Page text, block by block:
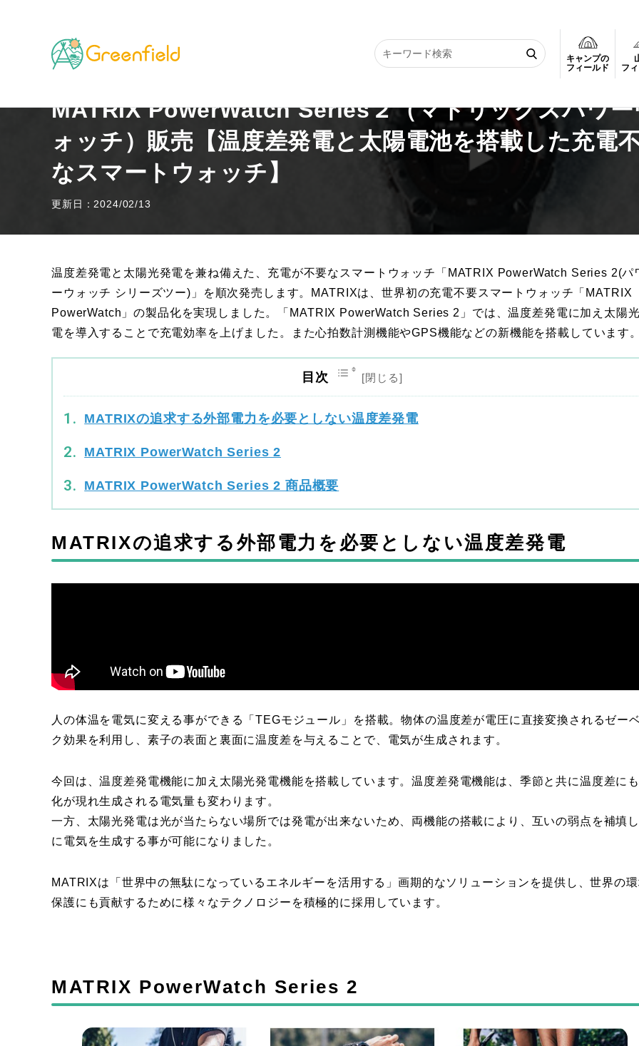
キャンプの
フィールド
フ
TOP 山のフィールド MATRIX PowerWatch Series２（マトリックスパワーウォッチ）販売【温度差発電と太陽電池を搭載した
MATRIX PowerWatch Series２（マトリックスパワー
ォッチ）販売【温度差発電と太陽電池を搭載した充電
なスマートウォッチ】
更新日：2024/02/13
温度差発電と太陽光発電を兼ね備えた、充電が不要なスマートウォッチ「MATRIX PowerWatch Series 2(パ
ーウォッチ シリーズツー)」を順次発売します。MATRIXは、世界初の充電不要スマートウォッチ「MATRIX
PowerWatch」の製品化を実現しました。「MATRIX PowerWatch Series 2」では、温度差発電に加え太陽
電を導入することで充電効率を上げました。また心拍数計測機能やGPS機能などの新機能を搭載しています
目次
MATRIXの追求する外部電力を必要としない温度差発電
MATRIX PowerWatch Series 2
MATRIX PowerWatch Series 2 商品概要
MATRIXの追求する外部電力を必要としない温度差発電
人の体温を電気に変える事ができる「TEGモジュール」を搭載。物体の温度差が電圧に直接変換されるゼー
ク効果を利用し、素子の表面と裏面に温度差を与えることで、電気が生成されます。
今回は、温度差発電機能に加え太陽光発電機能を搭載しています。温度差発電機能は、季節と共に温度差に
化が現れ生成される電気量も変わります。
一方、太陽光発電は光が当たらない場所では発電が出来ないため、両機能の搭載により、互いの弱点を補填
に電気を生成する事が可能になりました。
MATRIXは「世界中の無駄になっているエネルギーを活用する」画期的なソリューションを提供し、世界の
保護にも貢献するために様々なテクノロジーを積極的に採用しています。
MATRIX PowerWatch Series 2